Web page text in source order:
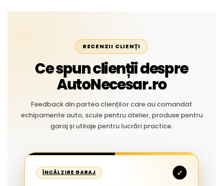
RECENZII CLIENȚI
Ce spun clienții despre
AutoNecesar.ro
Feedback din partea clienților care au comandat
echipamente auto, scule pentru atelier, produse pentru
garaj și utilaje pentru lucrări practice.
ÎNCĂLZIRE GARAJ ✓